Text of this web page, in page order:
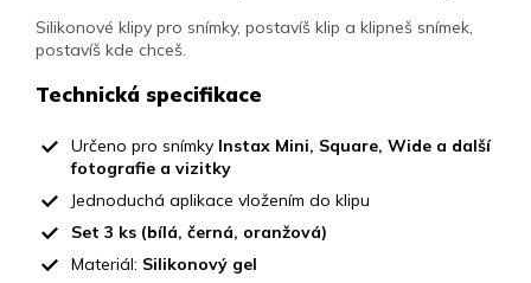
Silikonové klipy pro snímky, postavíš klip a klipneš snímek,
postavíš kde chceš.
Technická specifikace
Určeno pro snímky Instax Mini, Square, Wide a další
fotografie a vizitky
Jednoduchá aplikace vložením do klipu
Set 3 ks (bílá, černá, oranžová)
Materiál: Silikonový gel